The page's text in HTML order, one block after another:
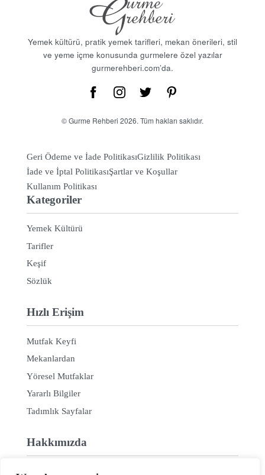
Yemek kültürü, pratik yemek tarifleri, mekan önerileri, stil
ve yeme içme konusunda gurmelere özel yazılar
gurmerehberi.com’da.
© Gurme Rehberi 2026. Tüm hakları saklıdır.
Geri Ödeme ve İade PolitikasıGizlilik Politikası
İade ve İptal PolitikasıŞartlar ve Koşullar
Kullanım Politikası
Kategoriler
Yemek Kültürü
Tarifler
Keşif
Sözlük
Hızlı Erişim
Mutfak Keyfi
Mekanlardan
Yöresel Mutfaklar
Yararlı Bilgiler
Tadımlık Sayfalar
Hakkımızda